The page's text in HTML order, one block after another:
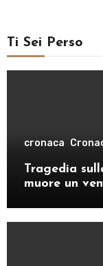
Ti Sei Perso
cronaca
Tragedia
muore un